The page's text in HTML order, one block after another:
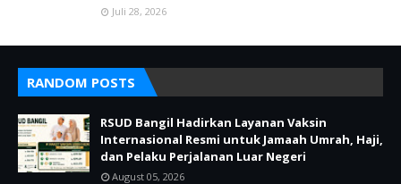
Juli 28, 2026
RANDOM POSTS
RSUD Bangil Hadirkan Layanan Vaksin
Internasional Resmi untuk Jamaah Umrah, Haji,
dan Pelaku Perjalanan Luar Negeri
August 05, 2026